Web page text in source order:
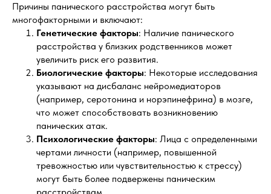
Причины панического расстройства могут быть
многофакторными и включают:
Генетические факторы: Наличие панического
расстройства у близких родственников может
увеличить риск его развития.
Биологические факторы: Некоторые исследования
указывают на дисбаланс нейромедиаторов
(например, серотонина и норэпинефрина) в мозге,
что может способствовать возникновению
панических атак.
Психологические факторы: Лица с определенными
чертами личности (например, повышенной
тревожностью или чувствительностью к стрессу)
могут быть более подвержены паническим
расстройствам.